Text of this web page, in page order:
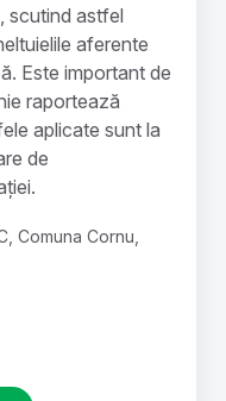
scutind astfel
aferente
Este important de
raportează
aplicate sunt la
de
Comuna Cornu,